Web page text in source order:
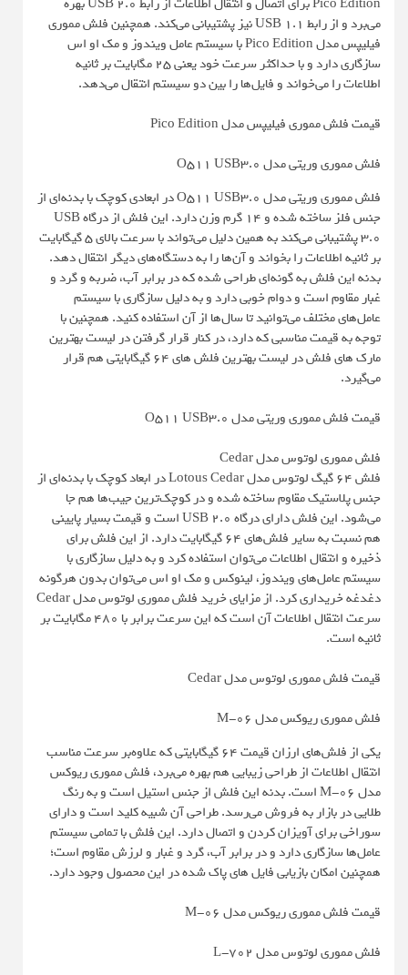
Pico Edition برای اتصال و انتقال اطلاعات از رابط USB 2.0 بهره
می‌برد و از رابط USB 1.1 نیز پشتیبانی می‌کند. همچنین فلش مموری
فیلیپس مدل Pico Edition با سیستم عامل ویندوز و مک او اس
سازگاری دارد و با حداکثر سرعت خود یعنی 25 مگابایت بر ثانیه
اطلاعات را می‌خواند و فایل‌ها را بین دو سیستم انتقال می‌دهد.
قیمت فلش مموری فیلیپس مدل Pico Edition
فلش مموری وریتی مدل O511 USB3.0
فلش مموری وریتی مدل O511 USB3.0 در ابعادی کوچک با بدنه‌ای از
جنس فلز ساخته شده و 14 گرم وزن دارد. این فلش از درگاه USB
3.0 پشتیبانی می‌کند به همین دلیل می‌تواند با سرعت بالای 5 گیگابایت
بر ثانیه اطلاعات را بخواند و آن‌ها را به دستگاه‌های دیگر انتقال دهد.
بدنه این فلش به گونه‌ای طراحی شده که در برابر آب، ضربه و گرد و
غبار مقاوم است و دوام خوبی دارد و به دلیل سازگاری با سیستم
عامل‌های مختلف می‌توانید تا سال‌ها از آن استفاده کنید. همچنین با
توجه به قیمت مناسبی که دارد، در کنار قرار گرفتن در لیست بهترین
مارک های فلش در لیست بهترین فلش های 64 گیگابایتی هم قرار
می‌گیرد.
قیمت فلش مموری وریتی مدل O511 USB3.0
فلش مموری لوتوس مدل Cedar
فلش 64 گیگ لوتوس مدل Lotous Cedar در ابعاد کوچک با بدنه‌ای از
جنس پلاستیک مقاوم ساخته شده و در کوچک‌ترین جیب‌ها هم جا
می‌شود. این فلش دارای درگاه USB 2.0 است و قیمت بسیار پایینی
هم نسبت به سایر فلش‌های 64 گیگابایت دارد. از این فلش برای
ذخیره و انتقال اطلاعات می‌توان استفاده کرد و به دلیل سازگاری با
سیستم عامل‌های ویندوز، لینوکس و مک او اس می‌توان بدون هرگونه
دغدغه خریداری کرد. از مزایای خرید فلش مموری لوتوس مدل Cedar
سرعت انتقال اطلاعات آن است که این سرعت برابر با 480 مگابایت بر
ثانیه است.
قیمت فلش مموری لوتوس مدل Cedar
فلش مموری ریوکس مدل M-06
یکی از فلش‌های ارزان قیمت 64 گیگابایتی که علاوه‌بر سرعت مناسب
انتقال اطلاعات از طراحی زیبایی هم بهره می‌برد، فلش مموری ریوکس
مدل M-06 است. بدنه این فلش از جنس استیل است و به رنگ
طلایی در بازار به فروش می‌‌رسد. طراحی آن شبیه کلید است و دارای
سوراخی برای آویزان کردن و اتصال دارد. این فلش با تمامی سیستم
عامل‌ها سازگاری دارد و در برابر آب، گرد و غبار و لرزش مقاوم است؛
همچنین امکان بازیابی فایل های پاک شده در این محصول وجود دارد.
قیمت فلش مموری ریوکس مدل M-06
فلش مموری لوتوس مدل L-702